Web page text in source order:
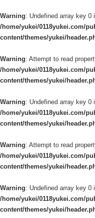
Warning: Undefined array key 0
/home/yukei/0118yukei.com/
content/themes/yukei/
Warning: Attempt to read
/home/yukei/0118yukei.com/
content/themes/yukei/
Warning: Undefined array key 0
/home/yukei/0118yukei.com/
content/themes/yukei/
Warning: Attempt to read
/home/yukei/0118yukei.com/
content/themes/yukei/
Warning: Undefined array key 0
/home/yukei/0118yukei.com/
content/themes/yukei/